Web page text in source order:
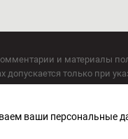
и материалы
допускается только при
допускается только при
в сфере связи,
ваши персональные